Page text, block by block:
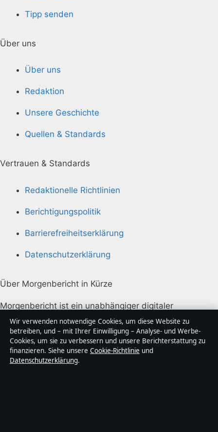
Tipp senden
Über uns
Über uns
Redaktion
Unsere Geschichte
Quellen & Standards
Vertrauen & Standards
Redaktionelle Richtlinien
Berichtigungspolitik
Barrierefreiheitserklärung
Datenschutzerklärung
Über Morgenbericht in Kürze
Morgenbericht ist ein unabhängiger digitaler
Nachrichtenanbieter mit Fokus auf Politik, Wirtschaft,
Technik und Gesellschaft in Deutschland. Jeder Artikel
trägt eine Byline, wird von einem Redakteur geprüft
und vor der Veröffentlichung faktengecheckt.
Wir verwenden notwendige Cookies, um diese Website zu
betreiben, und – mit Ihrer Einwilligung – Analyse- und Werbe-
Cookies, um sie zu verbessern und unsere Berichterstattung zu
finanzieren. Siehe unsere Cookie-Richtlinie und
Datenschutzerklärung.